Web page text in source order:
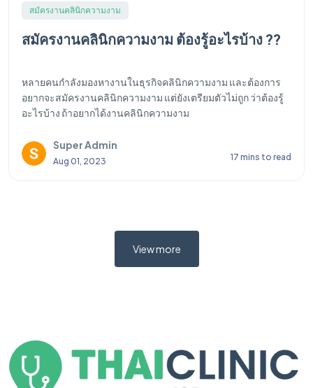
สมัครงานคลินิกความงาม
สมัครงานคลินิกความงาม ต้องรู้อะไรบ้าง ??
หลายคนกำลังมองหางานในธุรกิจคลินิกความงาม และต้องการ
อยากจะสมัครงานคลินิกความงาม แต่ยังเตรียมตัวไม่ถูก ว่าต้องรู้
อะไรบ้าง ถ้าอยากได้งานคลินิกความงาม
Super Admin
Aug 01, 2023 17 mins to read
View more